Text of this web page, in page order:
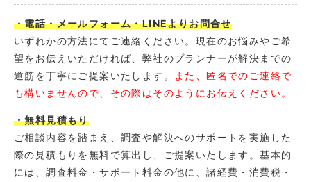
・電話・メールフォーム・LINEよりお問合せ
いずれかの方法にてご連絡ください。現在のお悩みやご希
望をお伝えいただければ、弊社のプランナーが解決までの
道筋を丁寧にご提案いたします。
また、匿名でのご連絡で
も構いませんので、その際はそのようにお伝えください。
・無料見積もり
ご相談内容を踏まえ、調査や解決へのサポートを実施した
際の見積もりを無料で算出し、ご提案いたします。基本的
には、調査料金・サポート料金の他に、諸経費・消費税・